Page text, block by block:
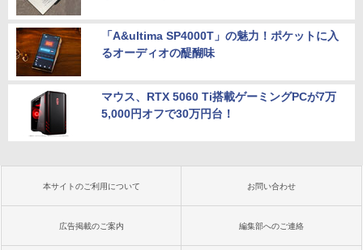
「A&ultima SP4000T」の魅力！ポケットに入
るオーディオの醍醐味
マウス、RTX 5060 Ti搭載ゲーミングPCが7万
5,000円オフで30万円台！
本サイトのご利用について お問い合わせ
広告掲載のご案内 編集部へのご連絡